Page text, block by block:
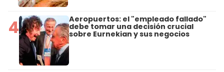
4 Aeropuertos: el "empleado fallado"
debe tomar una decisión crucial
sobre Eurnekian y sus negocios